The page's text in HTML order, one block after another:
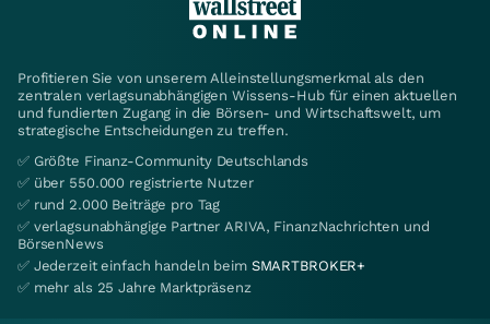
Profitieren Sie von unserem Alleinstellungsmerkmal als den
zentralen verlagsunabhängigen Wissens-Hub für einen aktuellen
und fundierten Zugang in die Börsen- und Wirtschaftswelt, um
strategische Entscheidungen zu treffen.
✅ Größte Finanz-Community Deutschlands
✅ über 550.000 registrierte Nutzer
✅ rund 2.000 Beiträge pro Tag
✅ verlagsunabhängige Partner ARIVA, FinanzNachrichten und
BörsenNews
✅ Jederzeit einfach handeln beim SMARTBROKER+
✅ mehr als 25 Jahre Marktpräsenz